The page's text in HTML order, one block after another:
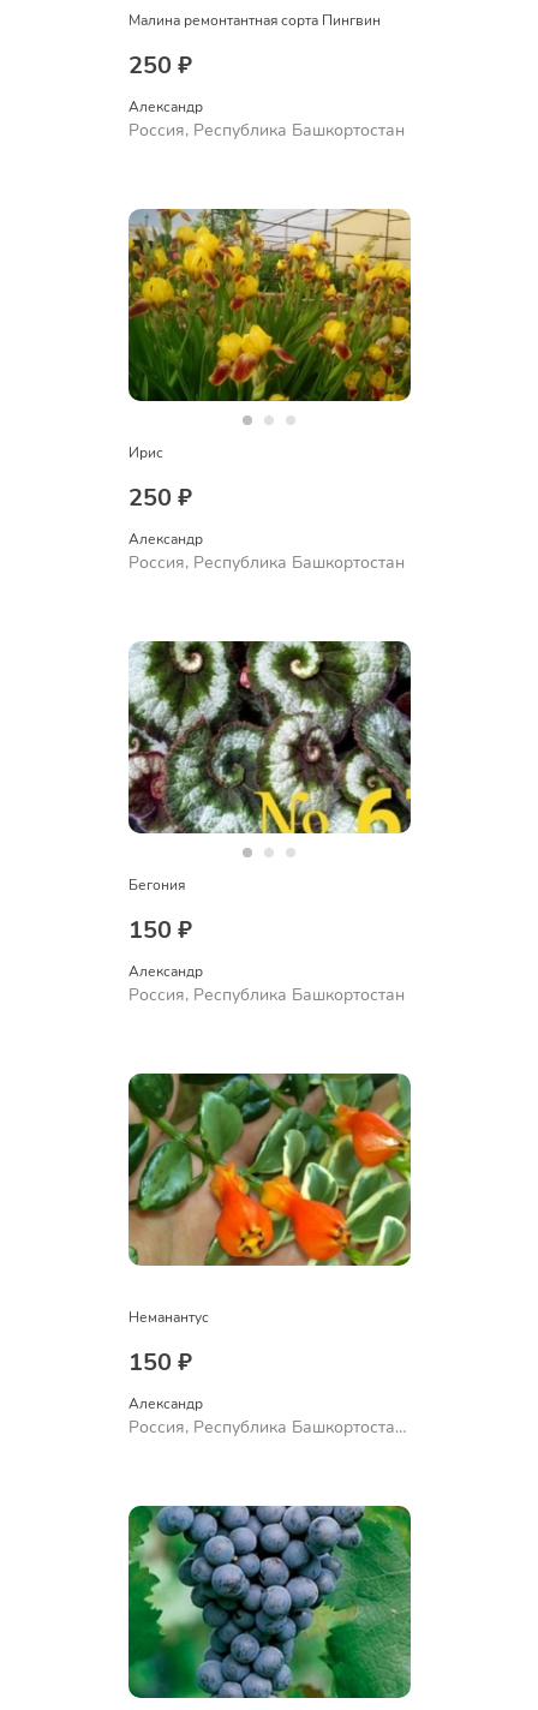
Малина ремонтантная сорта Пингвин
250 ₽
Александр
Россия, Республика Башкортостан
Ирис
250 ₽
Александр
Россия, Республика Башкортостан
Бегония
150 ₽
Александр
Россия, Республика Башкортостан
Неманантус
150 ₽
Александр
Россия, Республика Башкортостан,